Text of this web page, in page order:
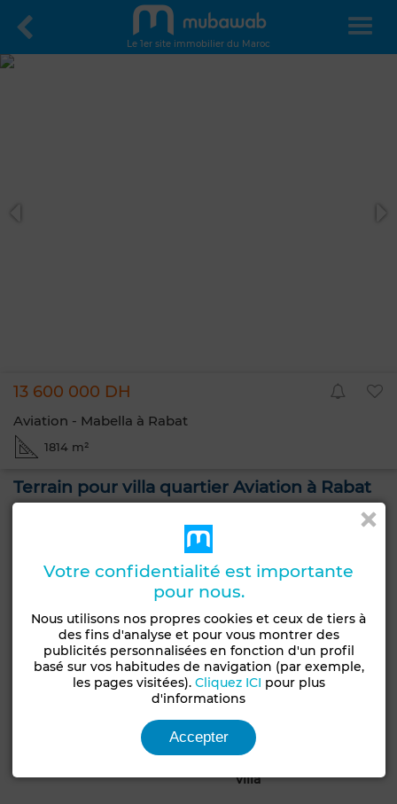
Le 1er site immobilier du Maroc
13 600 000 DH
Aviation - Mabella à Rabat
1814 m²
Terrain pour villa quartier Aviation à Rabat
Terrain pour villa R1 de 1814 m² bien situé à proximité de
l'ancien cinéma Zahwa de Rabat et du collège Saint
Peut convenir aussi à une clinique
Excellente opportunité à ne pas manquer !
Nos honoraires hors TVA
Vente : 2% du prix de vente
Caractéristiques générales
Type de terrain
Commercial, Lots de
villa
Votre confidentialité est importante
pour nous.
Nous utilisons nos propres cookies et ceux de tiers à
des fins d'analyse et pour vous montrer des
publicités personnalisées en fonction d'un profil
basé sur vos habitudes de navigation (par exemple,
les pages visitées). Cliquez ICI pour plus
d'informations
Accepter